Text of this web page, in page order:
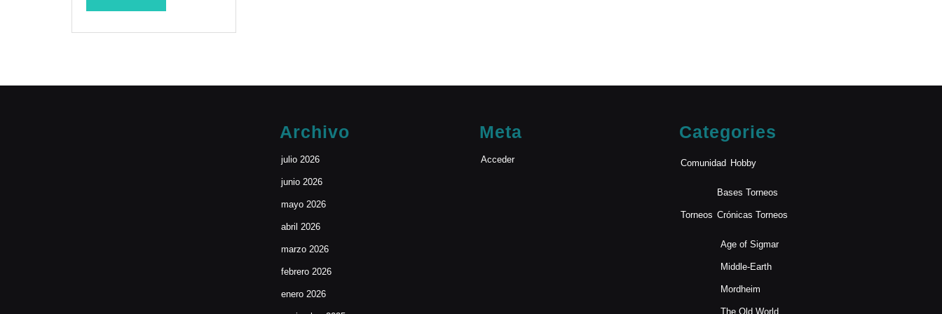
Archivo
julio 2026
junio 2026
mayo 2026
abril 2026
marzo 2026
febrero 2026
enero 2026
Meta
Acceder
Categories
Comunidad Hobby
Torneos
Bases Torneos
Crónicas Torneos
Age of Sigmar
Middle-Earth
Mordheim
The Old World